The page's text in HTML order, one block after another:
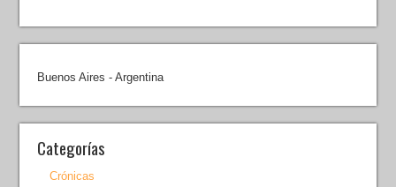
Buenos Aires - Argentina
Categorías
Crónicas